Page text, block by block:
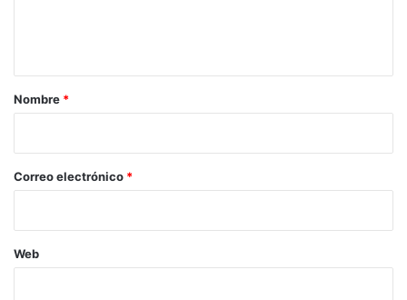
r
*
Nombre *
Correo electrónico *
Web